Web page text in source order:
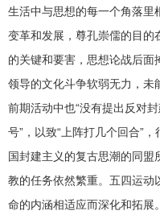
生活中与思想的每一个角落里
变革和发展，尊孔崇儒的目的
的关键和要害，思想论战后面
领导的文化斗争软弱无力，未
前期活动中也“没有提出反对
号”，以致“上阵打几个回合”
国封建主义的复古思潮的同盟
教的任务依然繁重。五四运动
命的内涵相适应而深化和拓展